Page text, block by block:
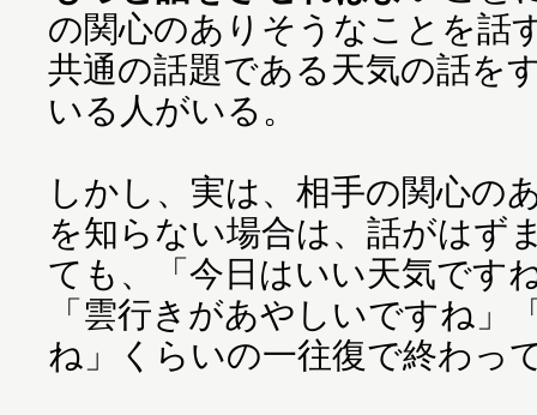
の関心のありそうなことを話
共通の話題である天気の話を
いる人がいる。
しかし、実は、相手の関心の
を知らない場合は、話がはず
ても、「今日はいい天気です
「雲行きがあやしいですね」
ね」くらいの一往復で終わっ